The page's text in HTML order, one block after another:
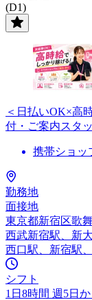
(D1)
＜日払いOK×高
付・ご案内スタ
携帯ショッ
勤務地
面接地
東京都新宿区歌
西武新宿駅、新
西口駅、新宿駅
シフト
1日8時間 週5日